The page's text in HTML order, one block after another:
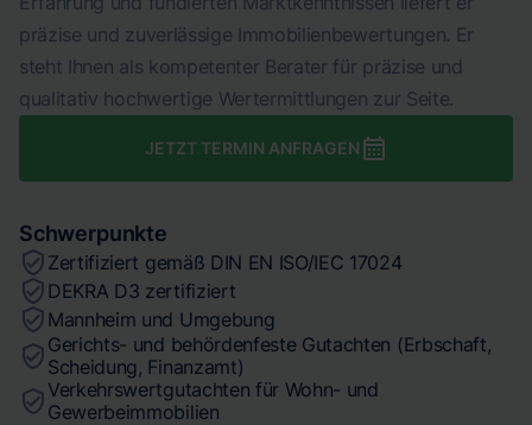
präzise und zuverlässige Immobilienbewertungen. Er
steht Ihnen als kompetenter Berater für präzise und
qualitativ hochwertige Wertermittlungen zur Seite.
JETZT TERMIN ANFRAGEN
Schwerpunkte
Zertifiziert gemäß DIN EN ISO/IEC 17024
DEKRA D3 zertifiziert
Mannheim und Umgebung
Gerichts- und behördenfeste Gutachten (Erbschaft,
Scheidung, Finanzamt)
Verkehrswertgutachten für Wohn- und
Gewerbeimmobilien